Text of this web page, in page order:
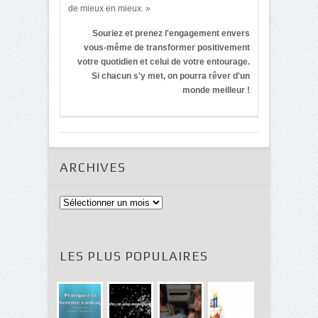
de mieux en mieux. »
Souriez et prenez l'engagement envers
vous-même de transformer positivement
votre quotidien et celui de votre entourage.
Si chacun s'y met, on pourra rêver d'un
monde meilleur !
ARCHIVES
Archives
LES PLUS POPULAIRES